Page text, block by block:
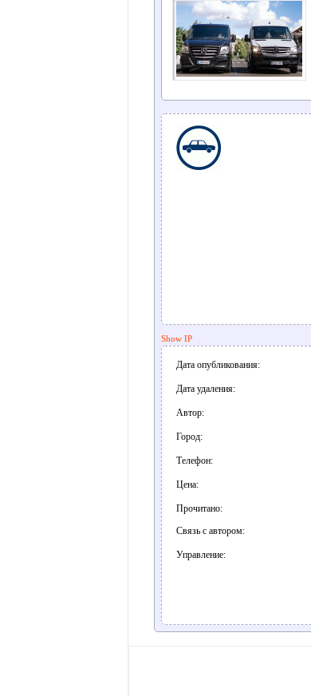
Show IP
Дата опубликования:
Дата удаления:
Автор:
Город:
Телефон:
Цена:
Прочитано:
Связь с автором:
Управление: